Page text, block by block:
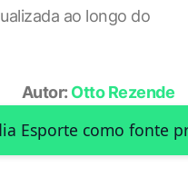
ao longo do
Autor: Otto Rezende
Esporte como fonte